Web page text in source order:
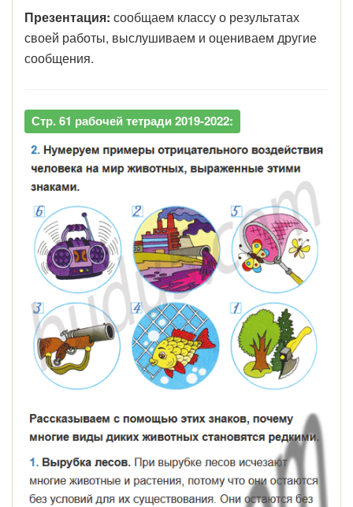
Презентация: сообщаем классу о результатах
своей работы, выслушиваем и оцениваем другие
сообщения.
Стр. 61 рабочей тетради 2019-2022: